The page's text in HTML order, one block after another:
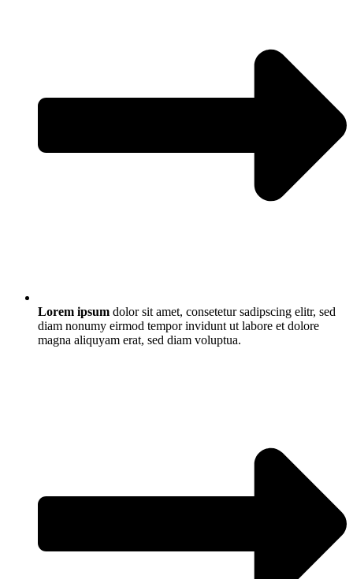
Lorem ipsum dolor sit amet, consetetur sadipscing elitr, sed
diam nonumy eirmod tempor invidunt ut labore et dolore
magna aliquyam erat, sed diam voluptua.